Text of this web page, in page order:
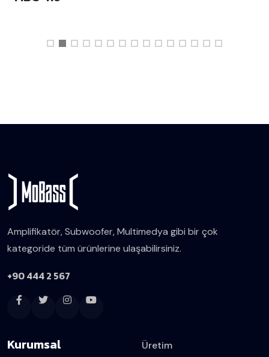
Amplifikatör, Subwoofer, Multimedya gibi bir çok
kategoride tüm ürünlerine ulaşabilirsiniz.
+90 444 2 567
Kurumsal Üretim